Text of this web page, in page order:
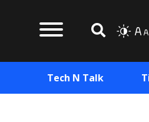
Tech N Talk